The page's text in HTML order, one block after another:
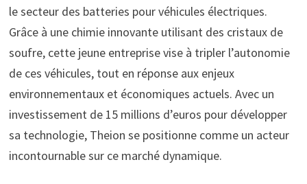
le secteur des batteries pour véhicules électriques.
Grâce à une chimie innovante utilisant des cristaux de
soufre, cette jeune entreprise vise à tripler l’autonomie
de ces véhicules, tout en réponse aux enjeux
environnementaux et économiques actuels. Avec un
investissement de 15 millions d’euros pour développer
sa technologie, Theion se positionne comme un acteur
incontournable sur ce marché dynamique.